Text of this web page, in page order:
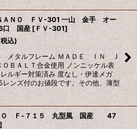
ＡＮＯ ＦＶ-301 一山 金手 オー
口 国産 [ＦＶ-301]
込)
タルフレーム ＭＡＤＥ ＩＮ Ｊ
ＯＢＡＬＴ合金使用 ノンニッケル表
ルギー対策済み 度なし・伊達メガ
レンズ付のお値段です。その他、薄型
Ｏ Ｆ-７１５ 丸型風 国産 47
]